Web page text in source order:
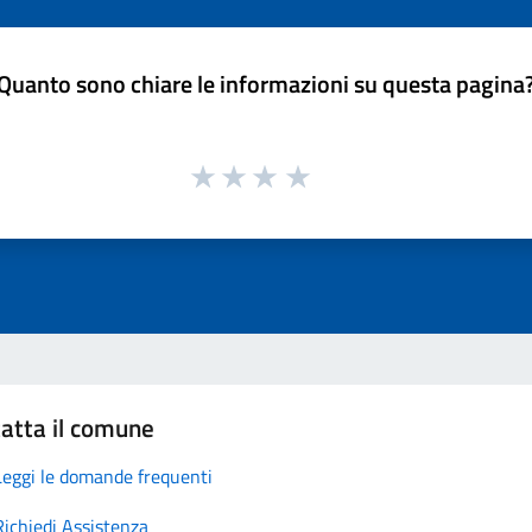
sono chiare le informazioni su questa
il comune
le domande frequenti
Assistenza